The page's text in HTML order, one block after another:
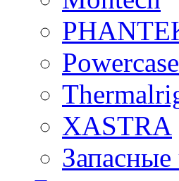
Powercase
XASTRA
Запасные